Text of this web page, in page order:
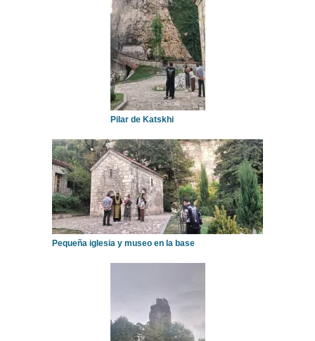
Pilar de Katskhi
Pequeña iglesia y museo en la base